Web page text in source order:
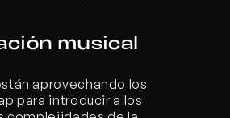
musical
aprovechando los
para introducir a los